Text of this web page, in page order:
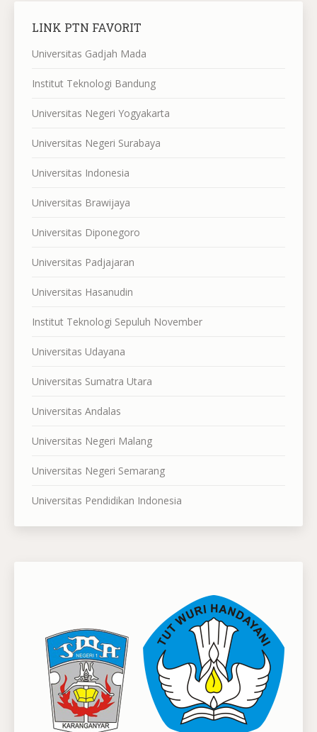
LINK PTN FAVORIT
Universitas Gadjah Mada
Institut Teknologi Bandung
Universitas Negeri Yogyakarta
Universitas Negeri Surabaya
Universitas Indonesia
Universitas Brawijaya
Universitas Diponegoro
Universitas Padjajaran
Universitas Hasanudin
Institut Teknologi Sepuluh November
Universitas Udayana
Universitas Sumatra Utara
Universitas Andalas
Universitas Negeri Malang
Universitas Negeri Semarang
Universitas Pendidikan Indonesia